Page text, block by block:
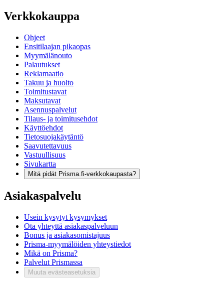
Verkkokauppa
Ohjeet
Ensitilaajan pikaopas
Myymälänouto
Palautukset
Reklamaatio
Takuu ja huolto
Toimitustavat
Maksutavat
Asennuspalvelut
Tilaus- ja toimitusehdot
Käyttöehdot
Tietosuojakäytäntö
Saavutettavuus
Vastuullisuus
Sivukartta
Mitä pidät Prisma.fi-verkkokaupasta?
Asiakaspalvelu
Usein kysytyt kysymykset
Ota yhteyttä asiakaspalveluun
Bonus ja asiakasomistajuus
Prisma-myymälöiden yhteystiedot
Mikä on Prisma?
Palvelut Prismassa
Muuta evästeasetuksia